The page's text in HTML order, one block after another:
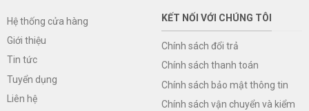
Hệ thống cửa hàng
Giới thiệu
Tin tức
Tuyển dụng
Liên hệ
KẾT NỐI VỚI CHÚNG TÔI
Chính sách đổi trả
Chính sách thanh toán
Chính sách bảo mật thông tin
Chính sách vận chuyển và kiểm